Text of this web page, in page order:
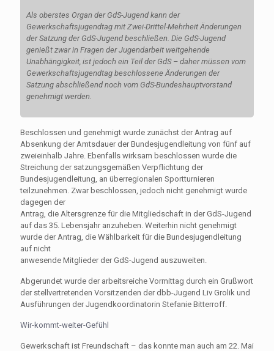
Als oberstes Organ der GdS-Jugend kann der
Gewerkschaftsjugendtag mit Zwei-Drittel-Mehrheit Änderungen
der Satzung der GdS-Jugend beschließen. Die GdS-Jugend
genießt zwar in Fragen der Jugendarbeit weitgehende
Unabhängigkeit, ist jedoch ein Teil der GdS – daher müssen vom
Gewerkschaftsjugendtag beschlossene Änderungen der
Satzung abschließend noch vom GdS-Bundeshauptvorstand
genehmigt werden.
Beschlossen und genehmigt wurde zunächst der Antrag auf
Absenkung der Amtsdauer der Bundesjugendleitung von fünf auf
zweieinhalb Jahre. Ebenfalls wirksam beschlossen wurde die
Streichung der satzungsgemäßen Verpflichtung der
Bundesjugendleitung, an überregionalen Sportturnieren
teilzunehmen. Zwar beschlossen, jedoch nicht genehmigt wurde
dagegen der
Antrag, die Altersgrenze für die Mitgliedschaft in der GdS-Jugend
auf das 35. Lebensjahr anzuheben. Weiterhin nicht genehmigt
wurde der Antrag, die Wählbarkeit für die Bundesjugendleitung
auf nicht
anwesende Mitglieder der GdS-Jugend auszuweiten.
Abgerundet wurde der arbeitsreiche Vormittag durch ein Grußwort
der stellvertretenden Vorsitzenden der dbb-Jugend Liv Grolik und
Ausführungen der Jugendkoordinatorin Stefanie Bitterroff.
Wir-kommt-weiter-Gefühl
Gewerkschaft ist Freundschaft – das konnte man auch am 22. Mai